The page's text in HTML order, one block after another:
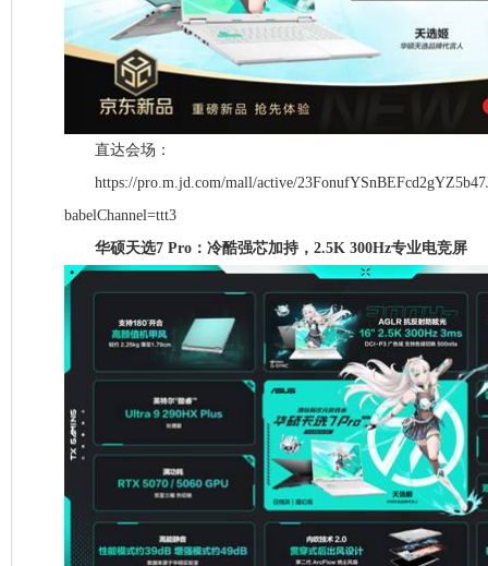
直达会场：
https://pro.m.jd.com/mall/active/
babelChannel=ttt3
华硕天选7 Pro：冷酷强芯加持，2.5K 300Hz专业电竞屏